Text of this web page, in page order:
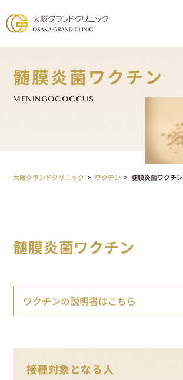
髄膜炎菌ワクチン
MENINGOCOCCUS
大阪グランドクリニック > ワクチン >髄膜炎菌ワクチン
髄膜炎菌ワクチン
ワクチンの説明書はこちら
接種対象となる人